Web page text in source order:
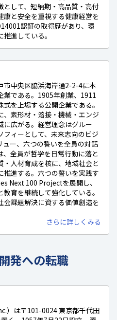
として、短納期・高品質・高付
康と安全を重視する健康経営を
認証の取得歴があり、環
進している。
市中央区脇浜海岸通2-2-4に本
業である。1905年創業、1911
を上場する公開企業である。
素形材・溶接・機械・エンジ
に広がる。経営理念はグルー
フィーとして、未来志向のビジ
ュー、六つの誓いを全員の対話
全員が哲学を日常行動に落と
人材育成を核に、地域社会と
推進する。六つの誓いを実践す
Next 100 Projectを展開し、
育を継続して強化している。
課題解決に資する価値創造を
さらに詳しくみる
発への転職
）は〒101-0024 東京都千代田